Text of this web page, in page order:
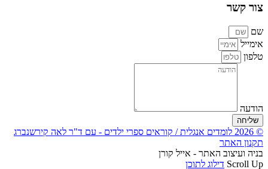
צור קשר
שם
אימייל
טלפון
הודעה
שליחה
© 2026 לומדים אנגלית / קוראים ספרי ילדים - עם ד"ר לאה קירשנברג
תקנון האתר
בניה ועיצוב האתר - אייל קורן
Scroll Up דילוג לתוכן